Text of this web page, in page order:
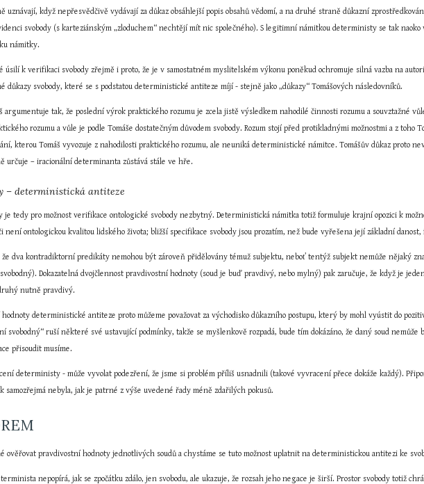
uznávají, když nepřesvědčivě vydávají za důkaz obsáhlejší popis obsahů vědomí, a na druhé straně důkazní
svobody (s karteziánským „zloduchem“ nechtějí mít nic společného). S legitimní námitkou deterministy se tak
námitky.
úsilí k verifikaci svobody zřejmě i proto, že je v samostatném myslitelském výkonu poněkud ochromuje silná vazba na
důkazy svobody, které se s podstatou deterministické antiteze míjí - stejně jako „důkazy“ Tomášových následovníků.
argumentuje tak, že poslední výrok praktického rozumu je zcela jistě výsledkem nahodilé činnosti rozumu a souvztažné
rozumu a vůle je podle Tomáše dostatečným důvodem svobody. Rozum stojí před protikladnými možnostmi a z toho
kterou Tomáš vyvozuje z nahodilosti praktického rozumu, ale neuniká deterministické námitce. Tomášův důkaz proto
určuje – iracionální determinanta zůstává stále ve hře.
– deterministická antiteze
je tedy pro možnost verifikace ontologické svobody nezbytný. Deterministická námitka totiž formuluje krajní opozici k
není ontologickou kvalitou lidského života; bližší specifikace svobody jsou prozatím, než bude vyřešena její základní
že dva kontradiktorní predikáty nemohou být zároveň přidělovány témuž subjektu, neboť tentýž subjekt nemůže nějaký
Dokazatelná dvojčlennost pravdivostní hodnoty (soud je buď pravdivý, nebo mylný) pak zaručuje, že když je
nutně pravdivý.
deterministické antiteze proto můžeme považovat za východisko důkazního postupu, který by mohl vyústit do
svobodný“ ruší některé své ustavující podmínky, takže se myšlenkově rozpadá, bude tím dokázáno, že daný soud
přisoudit musíme.
deterministy - může vyvolat podezření, že jsme si problém příliš usnadnili (takové vyvracení přece dokáže každý).
samozřejmá nebyla, jak je patrné z výše uvedené řady méně zdařilých pokusů.
ověřovat pravdivostní hodnoty jednotlivých soudů a chystáme se tuto možnost uplatnit na deterministickou antitezi ke
nepopírá, jak se zpočátku zdálo, jen svobodu, ale ukazuje, že rozsah jeho negace je širší. Prostor svobody totiž